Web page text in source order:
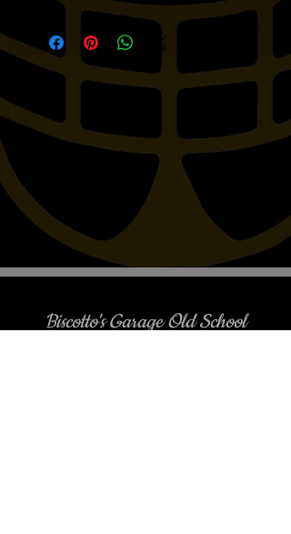
Biscotto's Garage Old School